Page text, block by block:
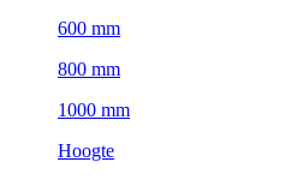
600 mm
800 mm
1000 mm
Hoogte